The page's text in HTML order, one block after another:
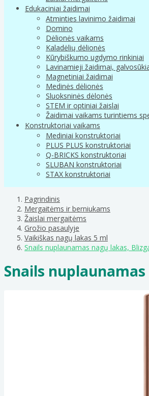
Edukaciniai žaidimai
Atminties lavinimo žaidimai
Domino
Dėlionės vaikams
Kaladėlių dėlionės
Kūrybiškumo ugdymo rinkiniai
Lavinamieji žaidimai,
Magnetiniai žaidimai
Medinės dėlionės
Sluoksninės dėlonės
STEM ir optiniai žaislai
Žaidimai vaikams turintiems
Konstruktoriai vaikams
Mediniai konstruktoriai
PLUS PLUS konstruktoriai
Q-BRICKS konstruktoriai
SLUBAN konstruktoriai
STAX konstruktoriai
Pagrindinis
Mergaitėms ir berniukams
Žaislai mergaitėms
Grožio pasaulyje
Vaikiškas nagų lakas 5 ml
Snails nuplaunamas nagų lakas,
Snails